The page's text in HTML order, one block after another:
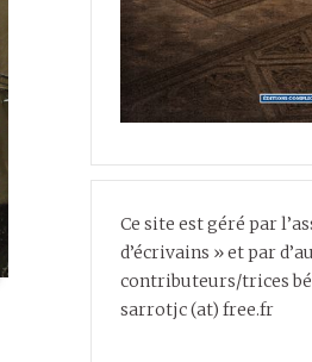
Ce site est géré par
d’écrivains » et par
contributeurs/trices
sarrotjc (at) free.fr